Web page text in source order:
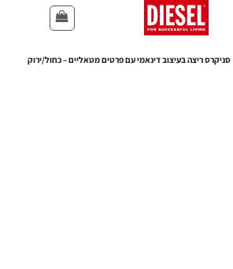
סניקרס ריצה בעיצוב דינאמי עם פרטים מטאליים – כחול/ירוק